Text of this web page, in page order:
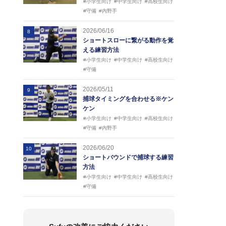
#小学生向け #中学生向け #高校生向け
#守備 #内野手
8
2026/06/16
ショートスローに繋がる動作を覚
える練習方法
#小学生向け #中学生向け #高校生向け
#守備
9
2026/05/11
捕球タイミングを合わせる※ケン
ケン
#小学生向け #中学生向け #高校生向け
#守備 #内野手
10
2026/06/20
ショートバウンドで捕球する練習
方法
#小学生向け #中学生向け #高校生向け
#守備